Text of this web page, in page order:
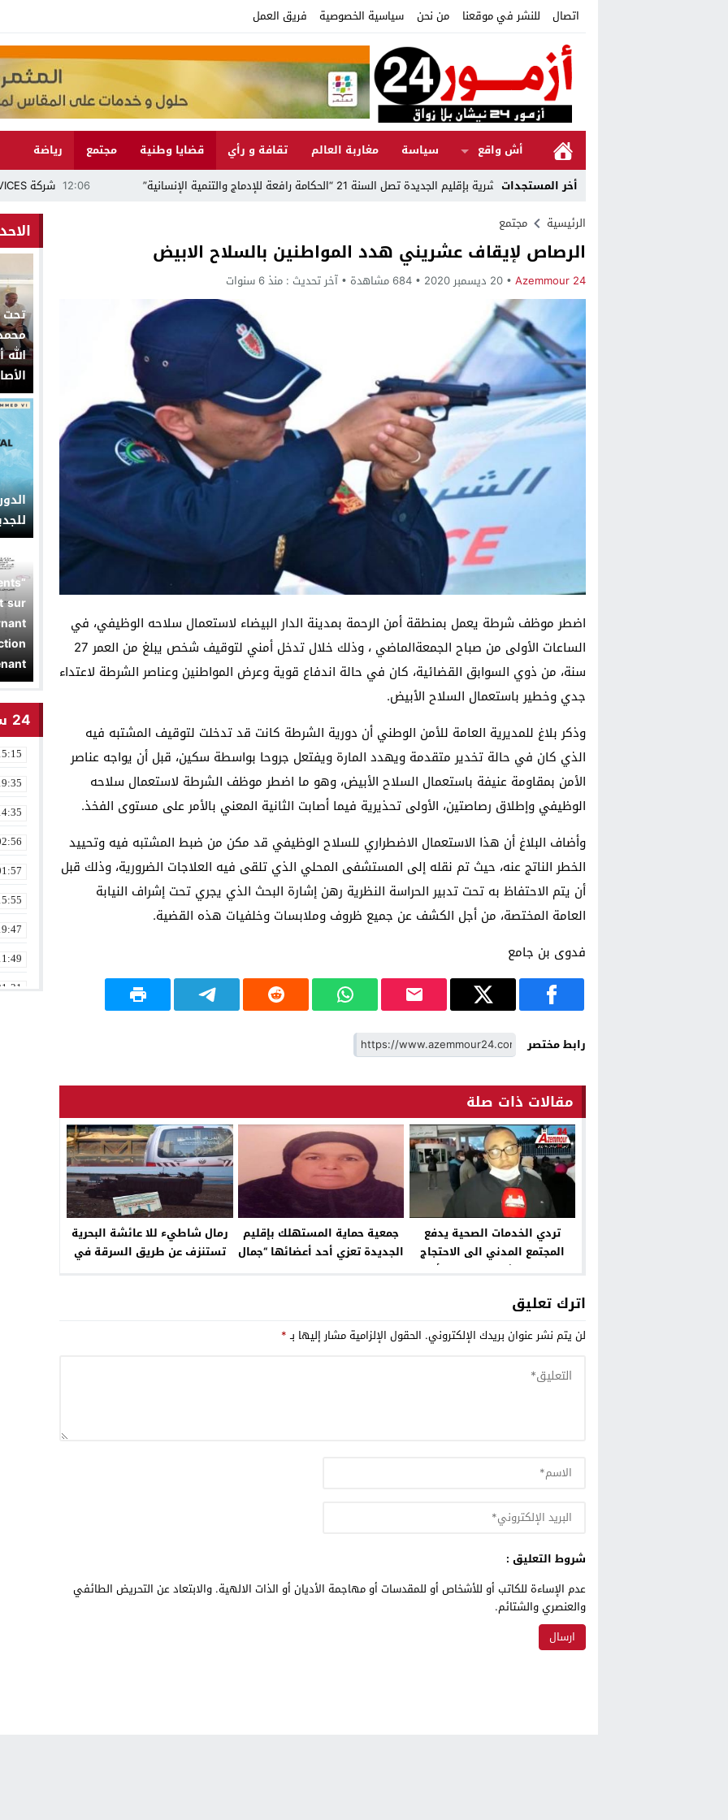
اتصال للنشر في موقعنا من نحن سياسية الخصوصية فريق العمل
أش واقع سياسة مغاربة العالم تقافة و رأي قضايا وطنية مجتمع
رياضة
أخر المستجدات
شركة M2M SERVICES تنفي الاتهامات وتؤكد قانونية عملها داخل المستشفى الإقليمي بالجديدة
المبادرة الوطنية للتنمية البشرية بإقليم الجديدة تصل السنة 21 “الحكامة رافعة للإدماج والتنمية الإنسانية”
الرئيسية
مجتمع
الرصاص لإيقاف عشريني هدد المواطنين بالسلاح الابيض
Azemmour 24 20 ديسمبر 2020 684 مشاهدة آخر تحديث : منذ 6 سنوات
اضطر موظف شرطة يعمل بمنطقة أمن الرحمة بمدينة الدار البيضاء لاستعمال سلاحه الوظيفي، في
الساعات الأولى من صباح الجمعةالماضي ، وذلك خلال تدخل أمني لتوقيف شخص يبلغ من العمر 27
سنة، من ذوي السوابق القضائية، كان في حالة اندفاع قوية وعرض المواطنين وعناصر الشرطة لاعتداء
جدي وخطير باستعمال السلاح الأبيض.
وذكر بلاغ للمديرية العامة للأمن الوطني أن دورية الشرطة كانت قد تدخلت لتوقيف المشتبه فيه
الذي كان في حالة تخدير متقدمة ويهدد المارة ويفتعل جروحا بواسطة سكين، قبل أن يواجه عناصر
الأمن بمقاومة عنيفة باستعمال السلاح الأبيض، وهو ما اضطر موظف الشرطة لاستعمال سلاحه
الوظيفي وإطلاق رصاصتين، الأولى تحذيرية فيما أصابت الثانية المعني بالأمر على مستوى الفخذ.
وأضاف البلاغ أن هذا الاستعمال الاضطراري للسلاح الوظيفي قد مكن من ضبط المشتبه فيه وتحييد
الخطر الناتج عنه، حيث تم نقله إلى المستشفى المحلي الذي تلقى فيه العلاجات الضرورية، وذلك قبل
أن يتم الاحتفاظ به تحت تدبير الحراسة النظرية رهن إشارة البحث الذي يجري تحت إشراف النيابة
العامة المختصة، من أجل الكشف عن جميع ظروف وملابسات وخلفيات هذه القضية.
فدوى بن جامع
رابط مختصر
مقالات ذات صلة
تردي الخدمات الصحية يدفع
المجتمع المدني الى الاحتجاج
امام المستشفى المحلي بأزمور
جمعية حماية المستهلك بإقليم
الجديدة تعزي أحد أعضائها “جمال
رمال شاطيء للا عائشة البحرية
تستنزف عن طريق السرقة في
اترك تعليق
لن يتم نشر عنوان بريدك الإلكتروني. الحقول الإلزامية مشار إليها بـ*
شروط التعليق :
عدم الإساءة للكاتب أو للأشخاص أو للمقدسات أو مهاجمة الأديان أو الذات الالهية. والابتعاد عن التحريض الطائفي
والعنصري والشتائم.
تحت
للجديدة
sur
24 ساعة